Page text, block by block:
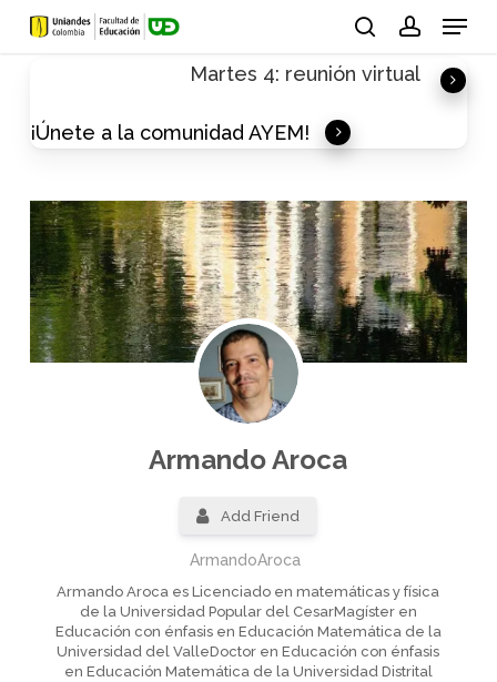
Skip
Menu
Martes 4: reunión virtual
¡Únete a la comunidad AYEM!
Armando Aroca
Add Friend
ArmandoAroca
Armando Aroca es Licenciado en matemáticas y física
de la Universidad Popular del CesarMagíster en
Educación con énfasis en Educación Matemática de la
Universidad del ValleDoctor en Educación con énfasis
en Educación Matemática de la Universidad Distrital